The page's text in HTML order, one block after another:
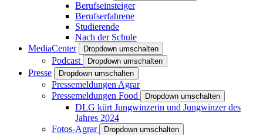
Berufseinsteiger
Berufserfahrene
Studierende
Nach der Schule
MediaCenter
Dropdown umschalten
Podcast Dropdown umschalten
Presse Dropdown umschalten
Pressemeldungen Agrar
Pressemeldungen Food
Dropdown umschalten
DLG kürt Jungwinzerin und Jungwinzer des
Jahres 2024
Fotos-Agrar
Dropdown umschalten